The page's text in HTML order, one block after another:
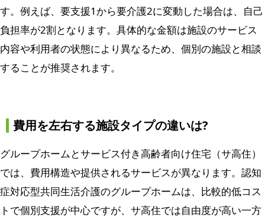
す。例えば、要支援1から要介護2に変動した場合は、自己
負担率が2割となります。具体的な金額は施設のサービス
内容や利用者の状態により異なるため、個別の施設と相談
することが推奨されます。
費用を左右する施設タイプの違いは?
グループホームとサービス付き高齢者向け住宅（サ高住）
では、費用構造や提供されるサービスが異なります。認知
症対応型共同生活介護のグループホームは、比較的低コス
トで個別支援が中心ですが、サ高住では自由度が高い一方